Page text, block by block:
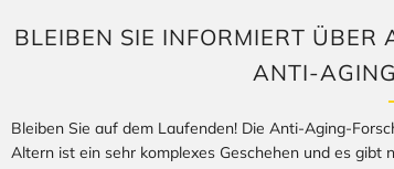
BLEIBEN SIE INFORMIERT ÜBER
ANTI-
Bleiben Sie auf dem Laufenden! Die Anti-Aging-
Altern ist ein sehr komplexes Geschehen und es gibt
Login required
Log in to your account to add